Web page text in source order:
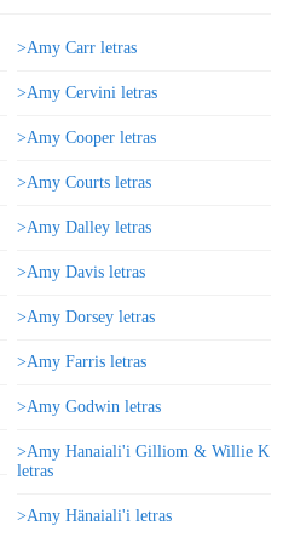
>Amy Carr letras
>Amy Cervini letras
>Amy Cooper letras
>Amy Courts letras
>Amy Dalley letras
>Amy Davis letras
>Amy Dorsey letras
>Amy Farris letras
>Amy Godwin letras
>Amy Hanaiali'i Gilliom & Willie K
letras
>Amy Hänaiali'i letras